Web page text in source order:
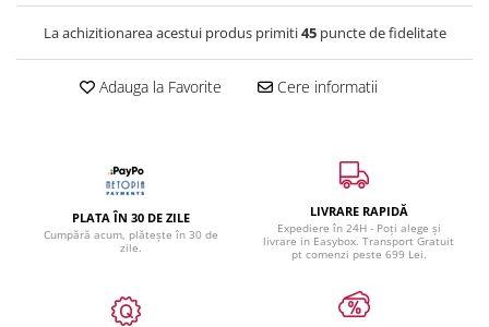
La achizitionarea acestui produs primiti45puncte de fidelitate
Adauga la Favorite Cere informatii
PLATA ÎN 30 DE ZILE
Cumpără acum, plătește în 30 de
zile.
LIVRARE RAPIDĂ
Expediere în 24H - Poți alege și
livrare in Easybox. Transport Gratuit
pt comenzi peste 699 Lei.